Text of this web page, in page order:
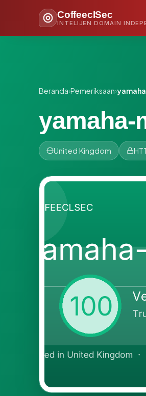
CoffeeclSec
INTELIJEN DOMAIN
Beranda›Pemeriksaan›
yamaha-
United Kingdom